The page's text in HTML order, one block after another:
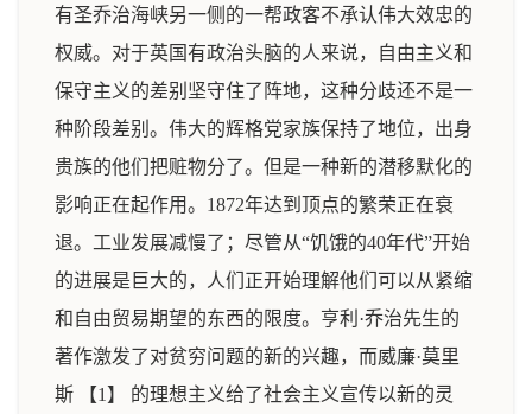
有圣乔治海峡另一侧的一帮政客不承认伟大效忠的
权威。对于英国有政治头脑的人来说，自由主义和
保守主义的差别坚守住了阵地，这种分歧还不是一
种阶段差别。伟大的辉格党家族保持了地位，出身
贵族的他们把赃物分了。但是一种新的潜移默化的
影响正在起作用。1872年达到顶点的繁荣正在衰
退。工业发展减慢了；尽管从“饥饿的40年代”开始
的进展是巨大的，人们正开始理解他们可以从紧缩
和自由贸易期望的东西的限度。亨利·乔治先生的
著作激发了对贫穷问题的新的兴趣，而威廉·莫里
斯 【1】 的理想主义给了社会主义宣传以新的灵